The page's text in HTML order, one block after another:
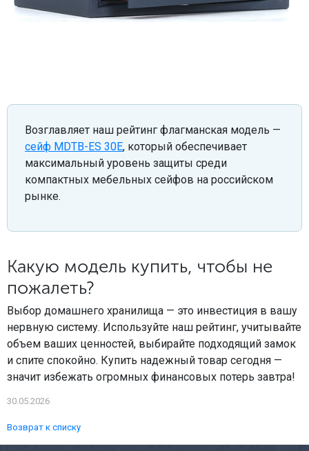
Возглавляет наш рейтинг флагманская модель —
сейф MDTB-ES 30E, который обеспечивает
максимальный уровень защиты среди
компактных мебельных сейфов на российском
рынке.
Какую модель купить, чтобы не
пожалеть?
Выбор домашнего хранилища — это инвестиция в вашу
нервную систему. Используйте наш рейтинг, учитывайте
объем ваших ценностей, выбирайте подходящий замок
и спите спокойно. Купить надежный товар сегодня —
значит избежать огромных финансовых потерь завтра!
30.05.2026
Возврат к списку